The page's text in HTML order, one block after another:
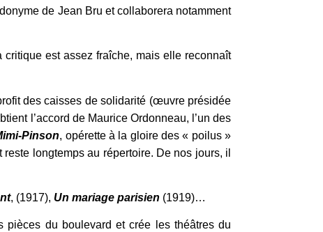
de Jean Bru et collaborera notamment
est assez fraîche, mais elle reconnaît
des caisses de solidarité (œuvre présidée
l’accord de Maurice Ordonneau, l’un des
Pinson, opérette à la gloire des « poilus »
longtemps au répertoire. De nos jours, il
, (1917), Un mariage parisien (1919)…
pièces du boulevard et crée les théâtres du